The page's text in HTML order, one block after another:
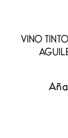
VINO